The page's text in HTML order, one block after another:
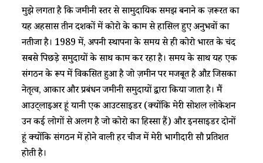
मुझे लगता है कि जमीनी स्तर से सामुदायिक समझ बनाने की ज़रूरत का
यह अहसास तीन दशकों में कोरो के काम से हासिल हुए अनुभवों का
नतीजा है। 1989 में, अपनी स्थापना के समय से ही कोरो भारत के चंद
सबसे पिछड़े समुदायों के साथ काम कर रहा है। समय के साथ यह एक
संगठन के रूप में विकसित हुआ है जो ज़मीन पर मजबूत है औऱ जिसका
नेतृत्व, आकार और प्रबंधन जमीनी समुदायों द्वारा किया जाता है। मैं
आउट्लाइअर हूं यानी एक आउटसाइडर (क्योंकि मेरी सोशल लोकेशन
उन कई लोगों से अलग है जो कोरो का हिस्सा हैं) और इनसाइडर दोनों
हूं क्योंकि संगठन में होने वाली हर चीज में मेरी भागीदारी सौ प्रतिशत
होती है।